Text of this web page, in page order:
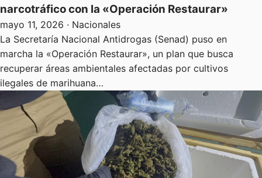
narcotráfico con la «Operación Restaurar»
mayo 11, 2026 · Nacionales
La Secretaría Nacional Antidrogas (Senad) puso en
marcha la «Operación Restaurar», un plan que busca
recuperar áreas ambientales afectadas por cultivos
ilegales de marihuana…